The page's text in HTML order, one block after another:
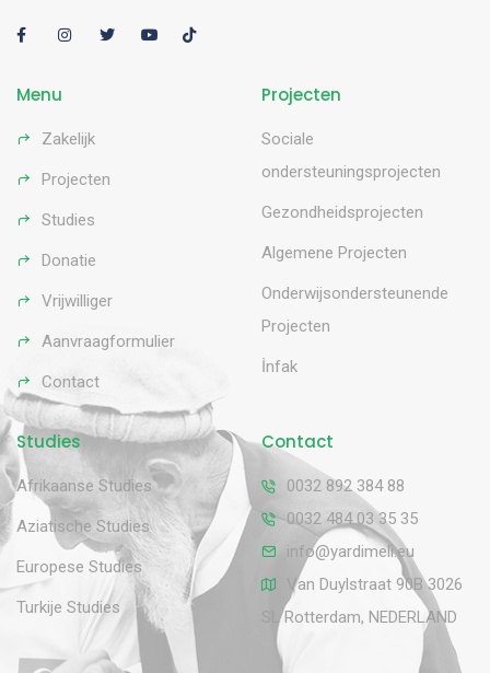
Menu
Zakelijk
Projecten
Studies
Donatie
Vrijwilliger
Aanvraagformulier
Contact
Projecten
Sociale
ondersteuningsprojecten
Gezondheidsprojecten
Algemene Projecten
Onderwijsondersteunende
Projecten
İnfak
Studies
Afrikaanse Studies
Aziatische Studies
Europese Studies
Turkije Studies
Contact
0032 892 384 88
0032 484 03 35 35
info@yardimeli.eu
Van Duylstraat 90B 3026
SL Rotterdam, NEDERLAND